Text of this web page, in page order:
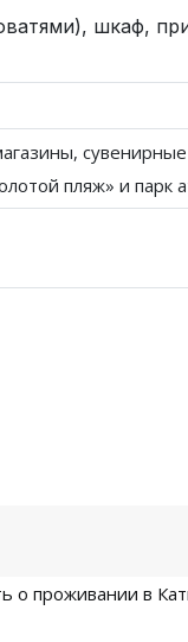
шкаф,
пляж» и парк
о проживании в